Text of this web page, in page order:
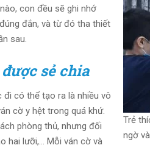
Trẻ
ngờ
con đều sẽ ghi nhớ
đắn, và từ đó tha thiết
sau.
sẻ chia
đi có thể tạo ra là nhiều vô
cờ y hệt trong quá khứ.
phòng thủ, nhưng đối
hai lưỡi,… Mỗi ván cờ và